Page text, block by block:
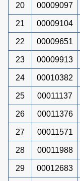
20 00009097
21 00009104
22 00009651
23 00009913
24 00010382
25 00011137
26 00011376
27 00011571
28 00011988
29 00012683